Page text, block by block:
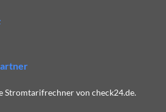
Stromtarifrechner von check24.de.